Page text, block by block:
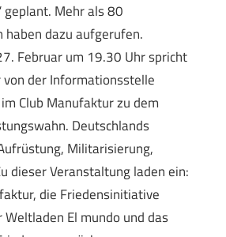
geplant. Mehr als 80
haben dazu aufgerufen.
Februar um 19.30 Uhr spricht
von der Informationsstelle
Club Manufaktur zu dem
Deutschlands
Militarisierung,
dieser Veranstaltung laden ein:
die Friedensinitiative
Weltladen El mundo und das